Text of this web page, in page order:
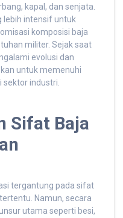
kapal, dan senjata.
lebih intensif untuk
komposisi baja
militer. Sejak saat
evolusi dan
untuk memenuhi
industri.
Sifat Baja
tergantung pada sifat
Namun, secara
utama seperti besi,